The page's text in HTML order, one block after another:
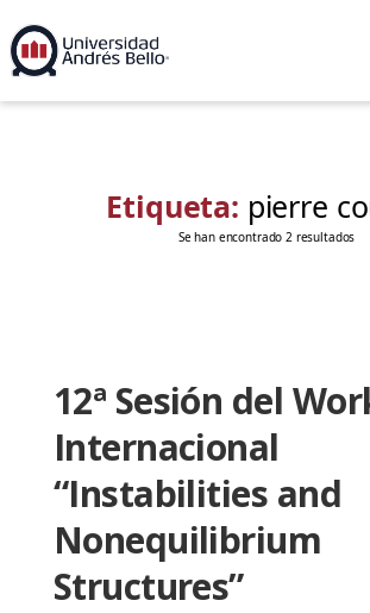
Etiqueta: pierre
Se han encontrado 2 resultados
12ª Sesión del
Internacional
“Instabilities and
Nonequilibrium
Structures”